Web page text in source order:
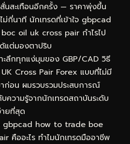
นสะเทือนอีกครั้ง — ราคาพุ่งขึ้น
กี่นาที นักเทรดที่เข้าใจ gbpcad
oil uk cross pair กำไรไป
แต่มองตาปริบ
ะลึกทุกแง่มุมของ GBP/CAD วิธี
Cross Pair Forex แบบที่ไม่มี
ก่อน ผมรวบรวมประสบการณ์
ความรู้จากนักเทรดสถาบันระดับ
ายที่สุด
how to trade boe
คืออะไร ทำไมนักเทรดมืออาชีพ